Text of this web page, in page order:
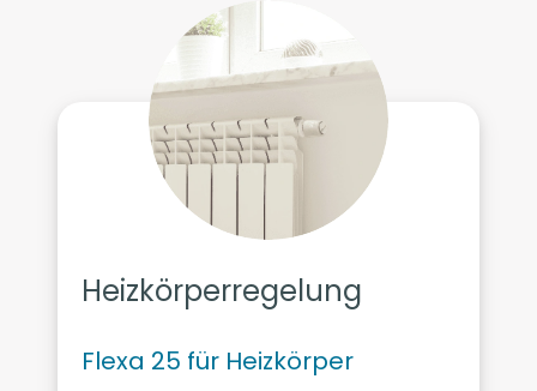
Heizkörperregelung
Flexa 25 für Heizkörper